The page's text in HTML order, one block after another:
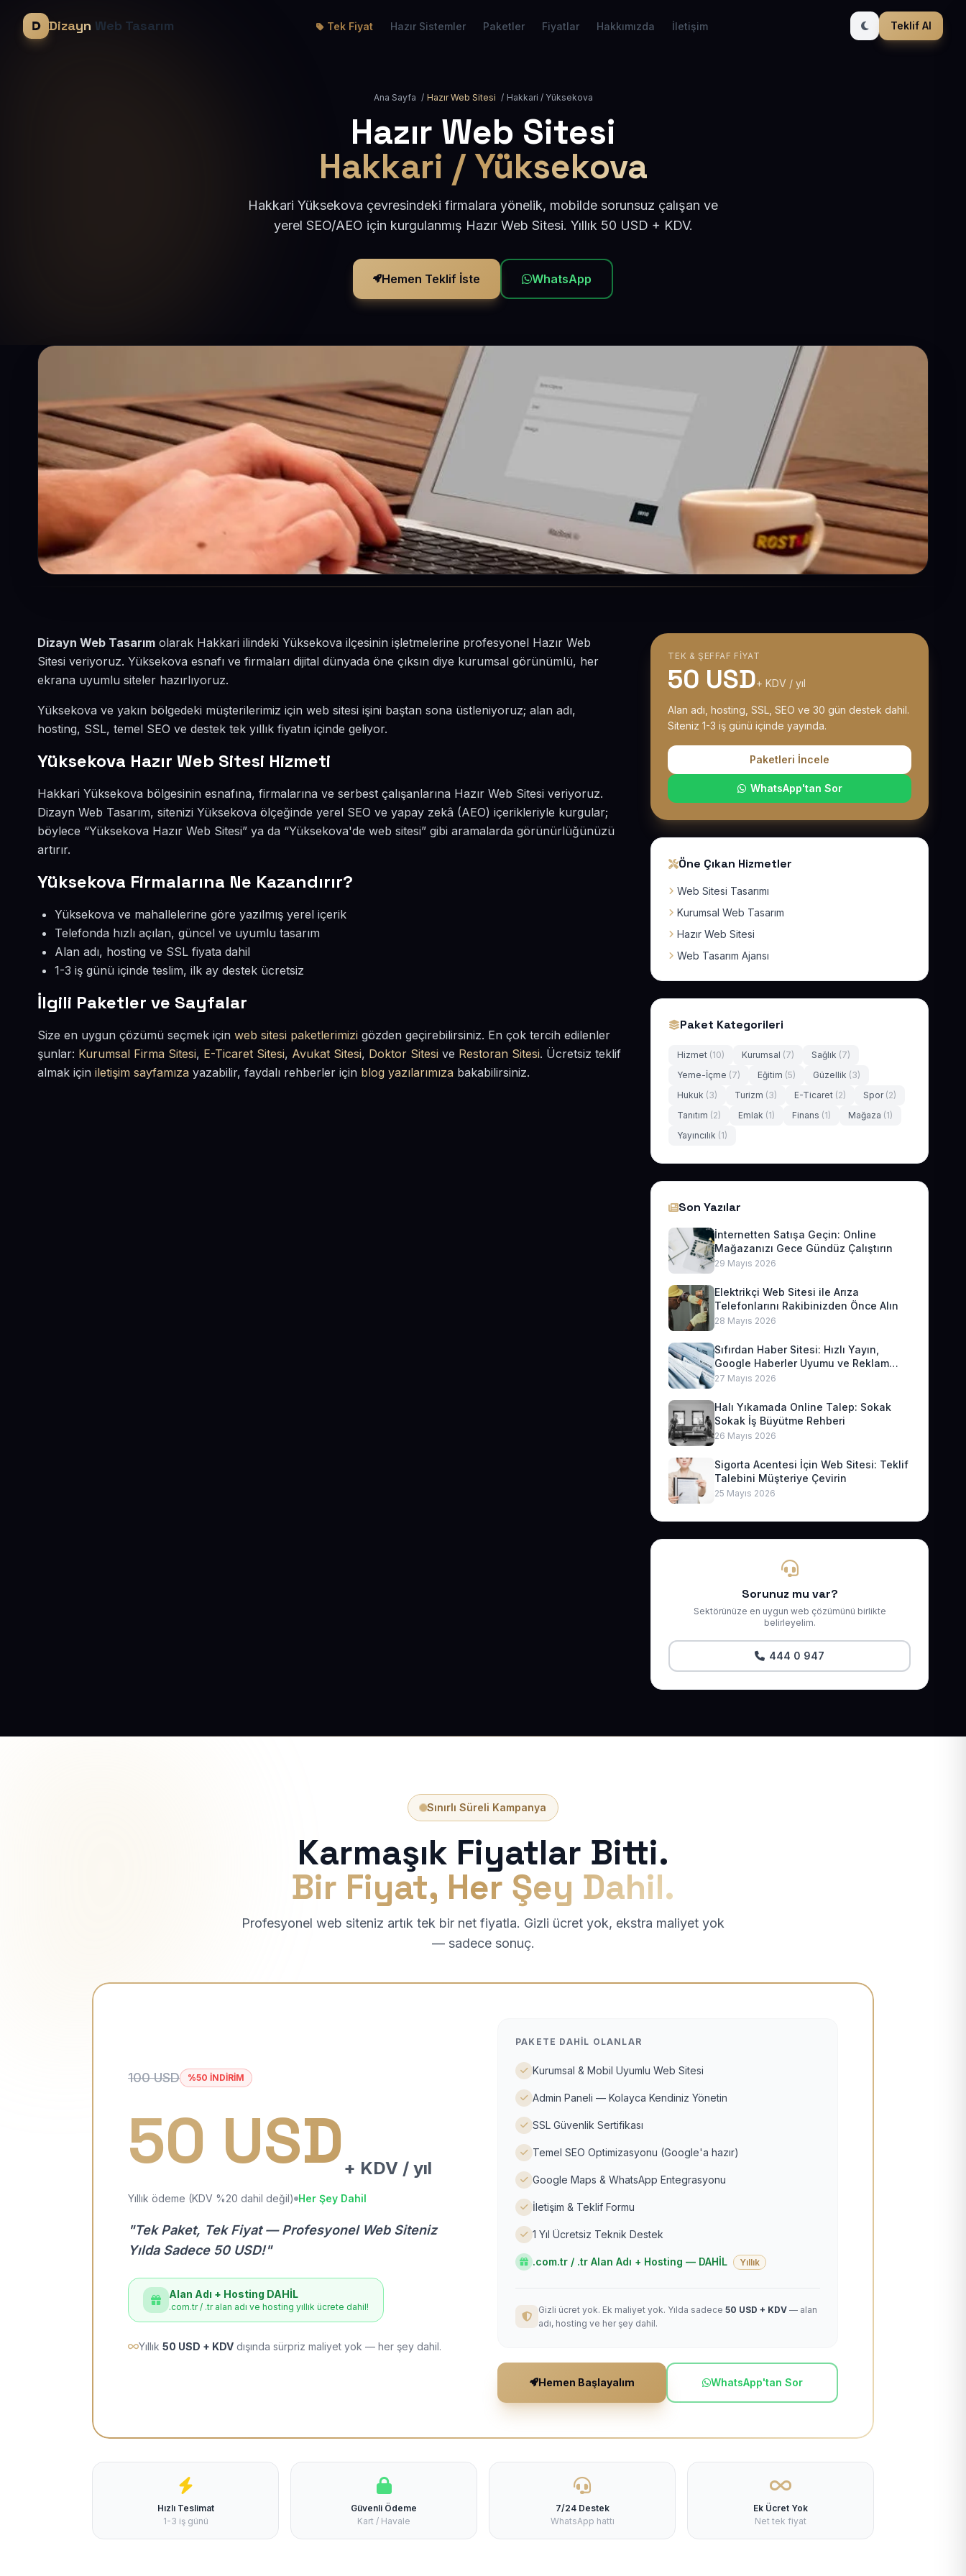
Dizayn Web Tasarım Tek Fiyat Hazır Sistemler Paketler Fiyatlar Hakkımızda İletişim Teklif Al
Ana Sayfa / Hazır Web Sitesi / Hakkari / Yüksekova
Hazır Web Sitesi
Hakkari / Yüksekova
Hakkari Yüksekova çevresindeki firmalara yönelik, mobilde sorunsuz çalışan ve
yerel SEO/AEO için kurgulanmış Hazır Web Sitesi. Yıllık 50 USD + KDV.
Hemen Teklif İste WhatsApp
Dizayn Web Tasarım olarak Hakkari ilindeki Yüksekova ilçesinin işletmelerine profesyonel Hazır Web
Sitesi veriyoruz. Yüksekova esnafı ve firmaları dijital dünyada öne çıksın diye kurumsal görünümlü, her
ekrana uyumlu siteler hazırlıyoruz.
Yüksekova ve yakın bölgedeki müşterilerimiz için web sitesi işini baştan sona üstleniyoruz; alan adı,
hosting, SSL, temel SEO ve destek tek yıllık fiyatın içinde geliyor.
Yüksekova Hazır Web Sitesi Hizmeti
Hakkari Yüksekova bölgesinin esnafına, firmalarına ve serbest çalışanlarına Hazır Web Sitesi veriyoruz.
Dizayn Web Tasarım, sitenizi Yüksekova ölçeğinde yerel SEO ve yapay zekâ (AEO) içerikleriyle kurgular;
böylece “Yüksekova Hazır Web Sitesi” ya da “Yüksekova'de web sitesi” gibi aramalarda görünürlüğünüzü
artırır.
Yüksekova Firmalarına Ne Kazandırır?
Yüksekova ve mahallelerine göre yazılmış yerel içerik
Telefonda hızlı açılan, güncel ve uyumlu tasarım
Alan adı, hosting ve SSL fiyata dahil
1-3 iş günü içinde teslim, ilk ay destek ücretsiz
İlgili Paketler ve Sayfalar
Size en uygun çözümü seçmek için web sitesi paketlerimizi gözden geçirebilirsiniz. En çok tercih edilenler
şunlar: Kurumsal Firma Sitesi, E-Ticaret Sitesi, Avukat Sitesi, Doktor Sitesi ve Restoran Sitesi. Ücretsiz teklif
almak için iletişim sayfamıza yazabilir, faydalı rehberler için blog yazılarımıza bakabilirsiniz.
TEK & ŞEFFAF FIYAT
50 USD+ KDV / yıl
Alan adı, hosting, SSL, SEO ve 30 gün destek dahil.
Siteniz 1-3 iş günü içinde yayında.
Paketleri İncele
WhatsApp'tan Sor
Öne Çıkan Hizmetler
Web Sitesi Tasarımı
Kurumsal Web Tasarım
Hazır Web Sitesi
Web Tasarım Ajansı
Paket Kategorileri
Hizmet (10) Kurumsal (7) Sağlık (7)
Yeme-İçme (7) Eğitim (5) Güzellik (3)
Hukuk (3) Turizm (3) E-Ticaret (2) Spor (2)
Tanıtım (2) Emlak (1) Finans (1) Mağaza (1)
Yayıncılık (1)
Son Yazılar
İnternetten Satışa Geçin: Online
Mağazanızı Gece Gündüz Çalıştırın
29 Mayıs 2026
Elektrikçi Web Sitesi ile Arıza
Telefonlarını Rakibinizden Önce Alın
28 Mayıs 2026
Sıfırdan Haber Sitesi: Hızlı Yayın,
Google Haberler Uyumu ve Reklam
Geliri
27 Mayıs 2026
Halı Yıkamada Online Talep: Sokak
Sokak İş Büyütme Rehberi
26 Mayıs 2026
Sigorta Acentesi İçin Web Sitesi: Teklif
Talebini Müşteriye Çevirin
25 Mayıs 2026
Sorunuz mu var?
Sektörünüze en uygun web çözümünü birlikte
belirleyelim.
444 0 947
Sınırlı Süreli Kampanya
Karmaşık Fiyatlar Bitti.
Bir Fiyat, Her Şey Dahil.
Profesyonel web siteniz artık tek bir net fiyatla. Gizli ücret yok, ekstra maliyet yok
— sadece sonuç.
100 USD %50 İNDİRİM
50 USD + KDV / yıl
Yıllık ödeme (KDV %20 dahil değil) Her Şey Dahil
"Tek Paket, Tek Fiyat — Profesyonel Web Siteniz
Yılda Sadece 50 USD!"
Alan Adı + Hosting DAHİL
.com.tr / .tr alan adı ve hosting yıllık ücrete dahil!
Yıllık 50 USD + KDV dışında sürpriz maliyet yok — her şey dahil.
PAKETE DAHIL OLANLAR
Kurumsal & Mobil Uyumlu Web Sitesi
Admin Paneli — Kolayca Kendiniz Yönetin
SSL Güvenlik Sertifikası
Temel SEO Optimizasyonu (Google'a hazır)
Google Maps & WhatsApp Entegrasyonu
İletişim & Teklif Formu
1 Yıl Ücretsiz Teknik Destek
.com.tr / .tr Alan Adı + Hosting — DAHİL Yıllık
Gizli ücret yok. Ek maliyet yok. Yılda sadece 50 USD + KDV — alan
adı, hosting ve her şey dahil.
Hemen Başlayalım WhatsApp'tan Sor
Hızlı Teslimat
1-3 iş günü
Güvenli Ödeme
Kart / Havale
7/24 Destek
WhatsApp hattı
Ek Ücret Yok
Net tek fiyat